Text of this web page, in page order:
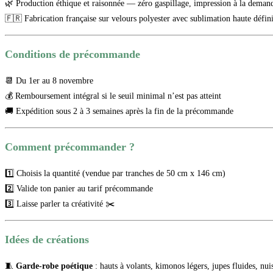
🌿 Production éthique et raisonnée — zéro gaspillage, impression à la
🇫🇷 Fabrication française sur velours polyester avec sublimation haute
Conditions de précommande
📆 Du 1er au 8 novembre
💰 Remboursement intégral si le seuil minimal n’est pas atteint
🚚 Expédition sous 2 à 3 semaines après la fin de la précommande
Comment précommander ?
1️⃣ Choisis la quantité (vendue par tranches de 50 cm x 146 cm)
2️⃣ Valide ton panier au tarif précommande
3️⃣ Laisse parler ta créativité ✂️
Idées de créations
🧵 Garde-robe poétique : hauts à volants, kimonos légers, jupes fluides,